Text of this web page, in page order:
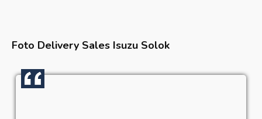
Foto Delivery Sales Isuzu Solok